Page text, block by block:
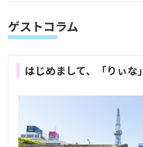
ゲストコラム
はじめまして、「りぃな